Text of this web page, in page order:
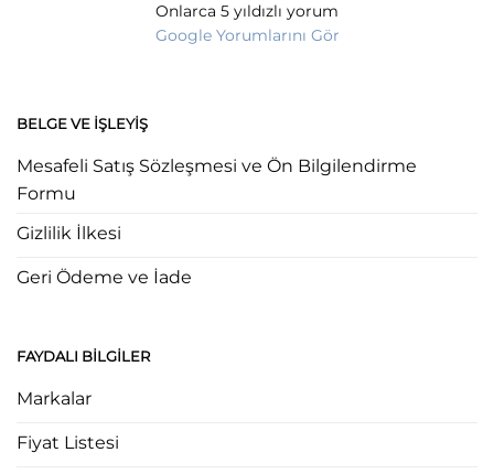
Onlarca 5 yıldızlı yorum
Google Yorumlarını Gör
BELGE VE İŞLEYIŞ
Mesafeli Satış Sözleşmesi ve Ön Bilgilendirme
Formu
Gizlilik İlkesi
Geri Ödeme ve İade
FAYDALI BILGILER
Markalar
Fiyat Listesi